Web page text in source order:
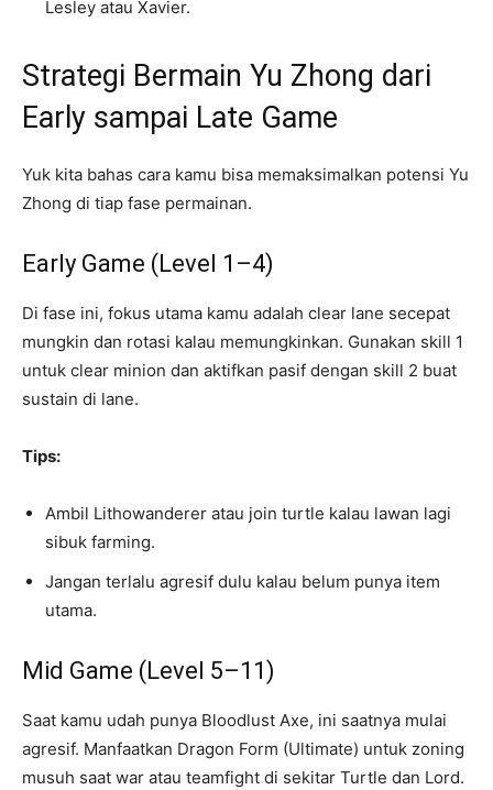
Lesley atau Xavier.
Strategi Bermain Yu Zhong dari
Early sampai Late Game
Yuk kita bahas cara kamu bisa memaksimalkan potensi Yu
Zhong di tiap fase permainan.
Early Game (Level 1–4)
Di fase ini, fokus utama kamu adalah clear lane secepat
mungkin dan rotasi kalau memungkinkan. Gunakan skill 1
untuk clear minion dan aktifkan pasif dengan skill 2 buat
sustain di lane.
Tips:
Ambil Lithowanderer atau join turtle kalau lawan lagi
sibuk farming.
Jangan terlalu agresif dulu kalau belum punya item
utama.
Mid Game (Level 5–11)
Saat kamu udah punya Bloodlust Axe, ini saatnya mulai
agresif. Manfaatkan Dragon Form (Ultimate) untuk zoning
musuh saat war atau teamfight di sekitar Turtle dan Lord.